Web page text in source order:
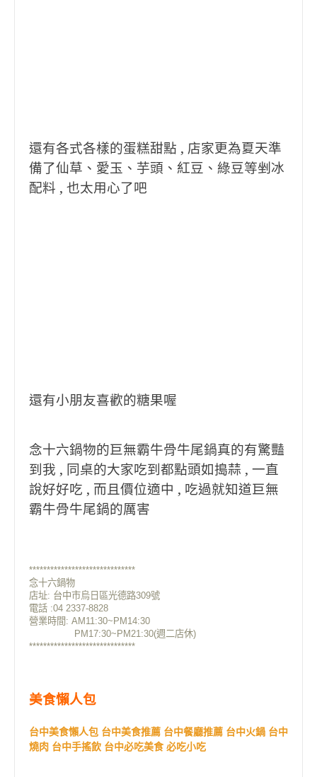
還有各式各樣的蛋糕甜點 , 店家更為夏天準
備了仙草、愛玉、芋頭、紅豆、綠豆等剉冰
配料 , 也太用心了吧
還有小朋友喜歡的糖果喔
念十六鍋物的巨無霸牛骨牛尾鍋真的有驚豔
到我 , 同桌的大家吃到都點頭如搗蒜 , 一直
說好好吃 , 而且價位適中 , 吃過就知道巨無
霸牛骨牛尾鍋的厲害
******************************
念十六鍋物
店址: 台中市烏日區光德路309號
電話 :04 2337-8828
營業時間: AM11:30~PM14:30
PM17:30~PM21:30(週二店休)
******************************
美食懶人包
台中美食懶人包 台中美食推薦 台中餐廳推薦 台中火鍋 台中
燒肉 台中手搖飲 台中必吃美食 必吃小吃